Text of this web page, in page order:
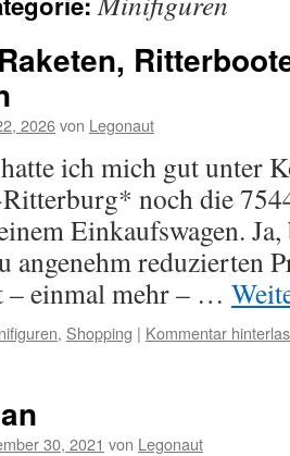
2026von Legonaut
ich mich gut unter
noch die
Einkaufswagen. Ja,
angenehm reduzierten
– einmal mehr – …
, Shopping | Kommentar
30, 2021 von Legonaut